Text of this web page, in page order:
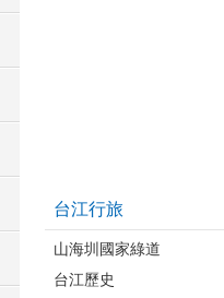
台江行旅
山海圳國家綠道
台江歷史